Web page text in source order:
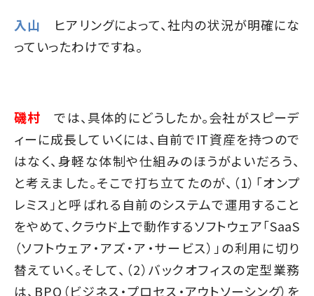
入山
ヒアリングによって、社内の状況が明確にな
っていったわけですね。
磯村 では、具体的にどうしたか。会社がスピーデ
ィーに成長していくには、自前でIT資産を持つので
はなく、身軽な体制や仕組みのほうがよいだろう、
と考えました。そこで打ち立てたのが、（1）「オンプ
レミス」と呼ばれる自前のシステムで運用すること
をやめて、クラウド上で動作するソフトウェア「SaaS
（ソフトウェア・アズ・ア・サービス）」の利用に切り
替えていく。そして、（2）バックオフィスの定型業務
は、BPO（ビジネス・プロセス・アウトソーシング）を